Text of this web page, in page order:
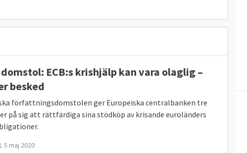
ekonomier har EU skapat flera nya
de så kallade sex- och tvåpacken,
detaljerad information om var och en av dessa
har EU skapat en bankunion som du kan
ECB, gett stöd och försökt sätta fart på den
ECB:s krishjälp kan vara olaglig –
besked
författningsdomstolen ger Europeiska centralbanken tre
på sig att rättfärdiga sina stödköp av krisande euroländers
5 maj 2020